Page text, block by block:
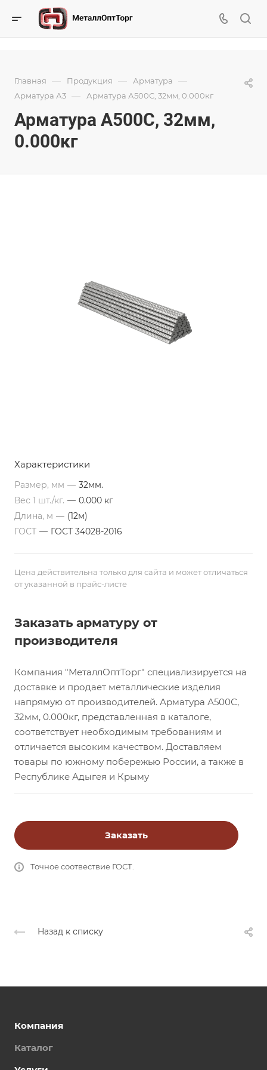
Главная — Продукция — Арматура —
Арматура А3 — Арматура А500С, 32мм, 0.000кг
Арматура А500С, 32мм,
0.000кг
Характеристики
Размер, мм — 32мм.
Вес 1 шт./кг. — 0.000 кг
Длина, м — (12м)
ГОСТ — ГОСТ 34028-2016
Цена действительна только для сайта и может отличаться
от указанной в прайс-листе
Заказать арматуру от
производителя
Компания "МеталлОптТорг" специализируется на
доставке и продает металлические изделия
напрямую от производителей. Арматура А500С,
32мм, 0.000кг, представленная в каталоге,
соответствует необходимым требованиям и
отличается высоким качеством. Доставляем
товары по южному побережью России, а также в
Республике Адыгея и Крыму
Заказать
Точное соотвествие ГОСТ.
Назад к списку
Компания
Каталог